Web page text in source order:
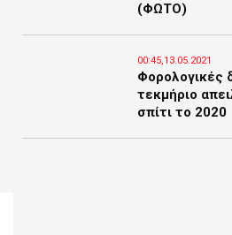
(ΦΩΤΟ)
00:45,13.05.2021
Φορολογικές
τεκμήριο
σπίτι το 2020